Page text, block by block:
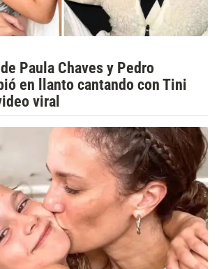
Paula Chaves y Pedro
en llanto cantando con Tini
viral